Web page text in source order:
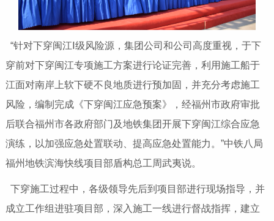
“针对下穿闽江Ⅰ级风险源，集团公司和公司高度重视，于下
穿前对下穿闽江专项施工方案进行论证完善，利用施工船于
江面对南岸上软下硬不良地质进行预加固，并充分考虑施工
风险，编制完成《下穿闽江应急预案》，经福州市政府审批
后联合福州市各政府部门及地铁集团开展下穿闽江综合应急
演练，以加强应急处置联动、提高应急处置能力。”中铁八局
福州地铁滨海快线项目部盾构总工周武夷说。
下穿施工过程中，各级领导先后到项目部进行现场指导，并
成立工作组进驻项目部，深入施工一线进行督战指挥，建立